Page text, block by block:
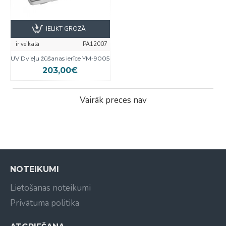
ir veikalā
PA12007
UV Dvieļu žūšanas ierīce YM-9005
203,00€
IELIKT GROZĀ
Vairāk preces nav
NOTEIKUMI
Lietošanas noteikumi
Privātuma politika